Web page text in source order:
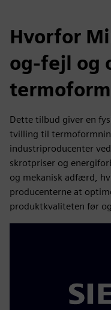
Hvorfor
og-fejl og
Dette tilbud giver en
tvilling til
industriproducenter
skrotpriser og
og mekanisk adfærd,
producenterne at
produktkvaliteten før